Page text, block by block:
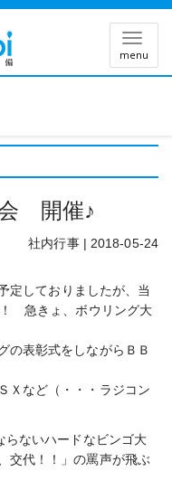
メ
ニ
ュ
menu
開催♪
社内行事| 2018-05-24
定しておりましたが、当
急きょ、ボウリング大
の表彰式をしながらＢＢ
Ｘなど（・・・ラジコン
らないハードなビンゴ大
交代！！」の罵声が飛ぶ